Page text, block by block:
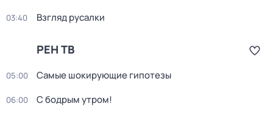
03:40 Взгляд русалки
РЕН ТВ
05:00 Самые шoкиpующие гипотезы
06:00 С бодрым утром!